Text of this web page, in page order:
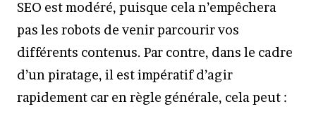
SEO est modéré, puisque cela n’empêchera
pas les robots de venir parcourir vos
différents contenus. Par contre, dans le cadre
d’un piratage, il est impératif d’agir
rapidement car en règle générale, cela peut :